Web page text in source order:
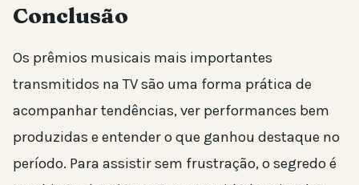
Conclusão
Os prêmios musicais mais importantes
transmitidos na TV são uma forma prática de
acompanhar tendências, ver performances bem
produzidas e entender o que ganhou destaque no
período. Para assistir sem frustração, o segredo é